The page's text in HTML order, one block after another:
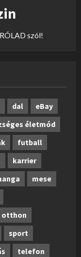
szól!
dal
eBay
életmód
futball
karrier
mese
otthon
sport
telefon